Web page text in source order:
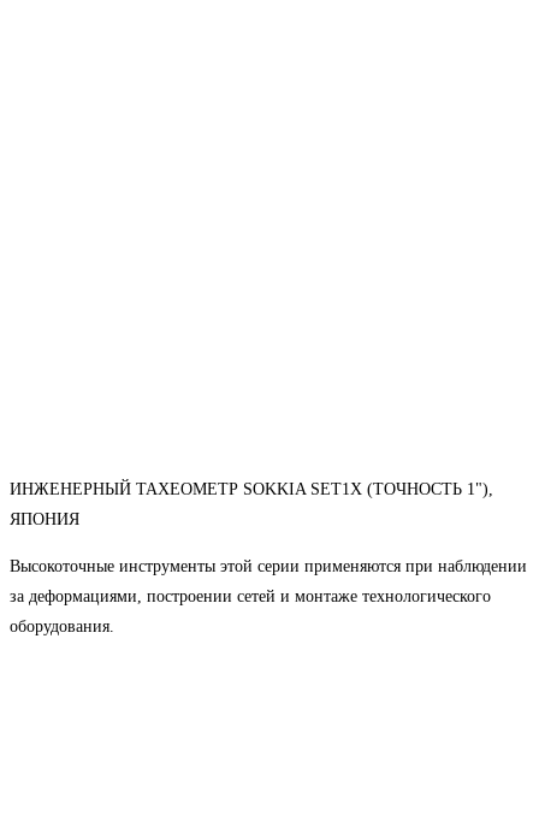
ИНЖЕНЕРНЫЙ ТАХЕОМЕТР SOKKIA SET1X (ТОЧНОСТЬ 1"),
ЯПОНИЯ
Высокоточные инструменты этой серии применяются при наблюдении
за деформациями, построении сетей и монтаже технологического
оборудования.